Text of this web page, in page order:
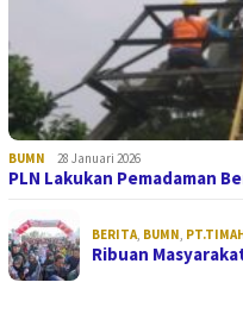
BUMN 28 Januari 2026
PLN Lakukan Pemadaman
BERITA BUMN
Ribuan